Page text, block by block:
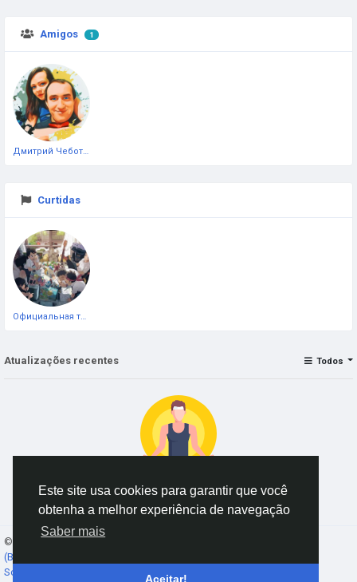
Este site usa cookies para garantir que você
obtenha a melhor experiência de navegação
Saber mais
Aceitar!
Amigos 1
Curtidas
Официальная тестовая страница
Atualizações recentes Todos
Nenhum dado para exibir
© 2026 AnimeSocial.SU - Первая аниме сеть!
(Brazil)
Sobre
Fale conosco